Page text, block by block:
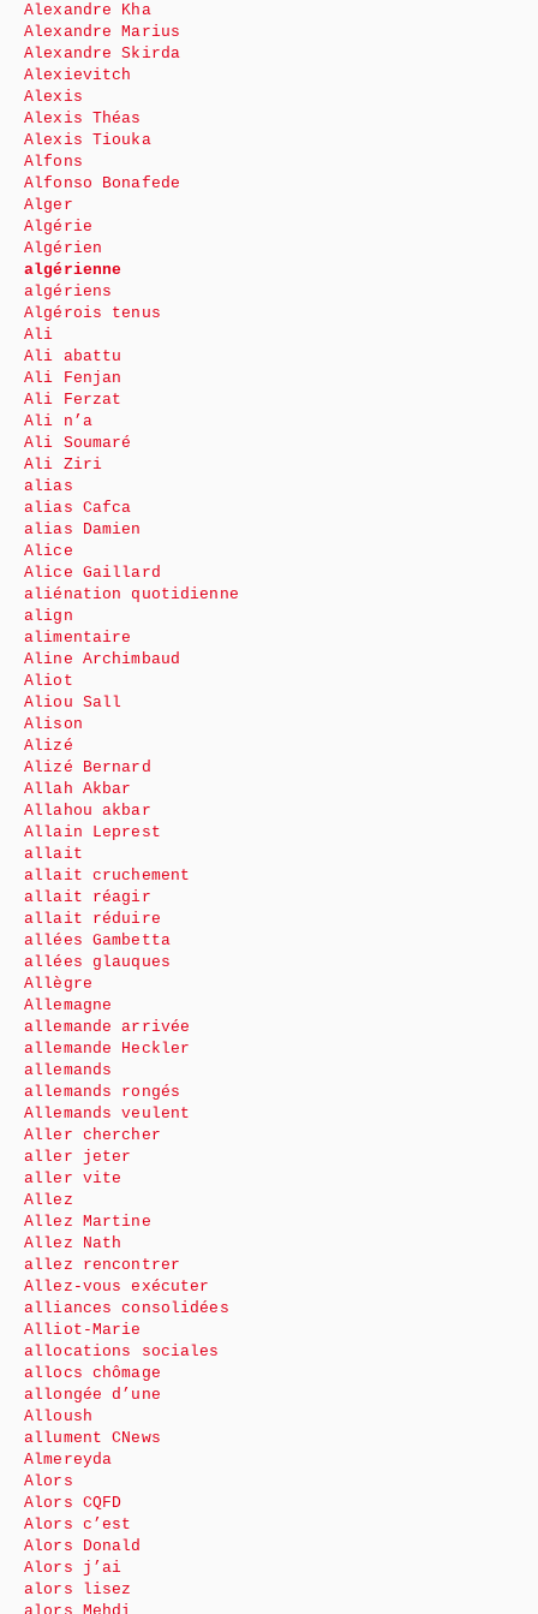
Alexandre Kha
Alexandre Marius
Alexandre Skirda
Alexievitch
Alexis
Alexis Théas
Alexis Tiouka
Alfons
Alfonso Bonafede
Alger
Algérie
Algérien
algérienne
algériens
Algérois tenus
Ali
Ali abattu
Ali Fenjan
Ali Ferzat
Ali n’a
Ali Soumaré
Ali Ziri
alias
alias Cafca
alias Damien
Alice
Alice Gaillard
aliénation quotidienne
align
alimentaire
Aline Archimbaud
Aliot
Aliou Sall
Alison
Alizé
Alizé Bernard
Allah Akbar
Allahou akbar
Allain Leprest
allait
allait cruchement
allait réagir
allait réduire
allées Gambetta
allées glauques
Allègre
Allemagne
allemande arrivée
allemande Heckler
allemands
allemands rongés
Allemands veulent
Aller chercher
aller jeter
aller vite
Allez
Allez Martine
Allez Nath
allez rencontrer
Allez-vous exécuter
alliances consolidées
Alliot-Marie
allocations sociales
allocs chômage
allongée d’une
Alloush
allument CNews
Almereyda
Alors
Alors CQFD
Alors c’est
Alors Donald
Alors j’ai
alors lisez